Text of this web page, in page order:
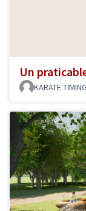
Un
KARATE